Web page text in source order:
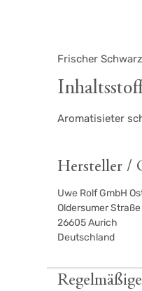
Frischer
Aromatisieter
Hersteller /
Uwe Rolf GmbH
Oldersumer Straße
26605Aurich
Deutschland